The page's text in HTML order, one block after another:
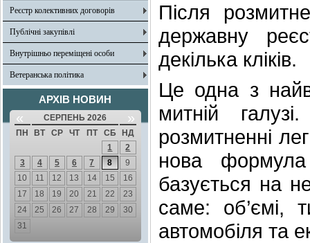
Реєстр колективних договорів
Публічні закупівлі
Внутрішньо переміщені особи
Ветеранська політика
АРХІВ НОВИН
« СЕРПЕНЬ 2026 »
ПН ВТ СР ЧТ ПТ СБ
НД
1
2
3
4 5 6 7 8
9
10
11 12 13 14 15
16
17
18 19 20 21 22
23
24
25 26 27 28 29
30
31
Після
державну
декілька кліків.
Це одна з
митній
розмитненні
нова
базується на
саме: об’ємі,
автомобіля та